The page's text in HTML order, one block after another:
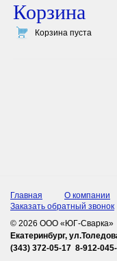
Корзина
Корзина пуста
Главная О компании
Заказать обратный звонок
© 2026 ООО «ЮГ-Сварка»
Екатеринбург,
(343) 372-05-17 8-912-